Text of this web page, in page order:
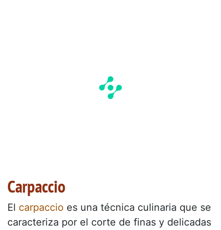
Carpaccio
El carpaccio es una técnica culinaria que se
caracteriza por el corte de finas y delicadas